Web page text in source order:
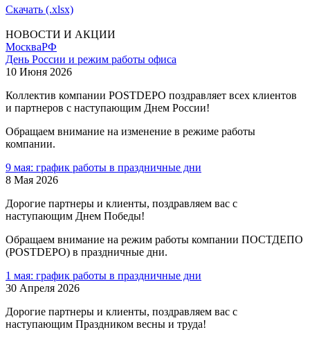
Скачать (.xlsx)
НОВОСТИ И АКЦИИ
МоскваРФ
День России и режим работы офиса
10 Июня 2026
Коллектив компании POSTDEPO поздравляет всех клиентов
и партнеров с наступающим Днем России!
Обращаем внимание на изменение в режиме работы
компании.
9 мая: график работы в праздничные дни
8 Мая 2026
Дорогие партнеры и клиенты, поздравляем вас с
наступающим Днем Победы!
Обращаем внимание на режим работы компании ПОСТДЕПО
(POSTDEPO) в праздничные дни.
1 мая: график работы в праздничные дни
30 Апреля 2026
Дорогие партнеры и клиенты, поздравляем вас с
наступающим Праздником весны и труда!